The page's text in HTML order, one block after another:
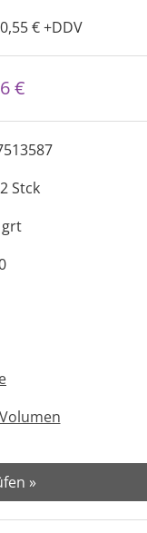
0,55 € +DDV
€
Stck
grt
»